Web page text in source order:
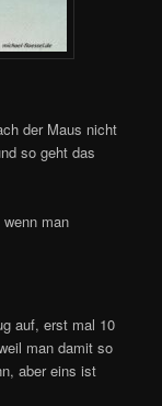
der Maus nicht
so geht das
man
auf, erst mal 10
man damit so
aber eins ist